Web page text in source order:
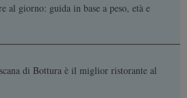
al giorno: guida in base a peso, età e
di Bottura è il miglior ristorante al